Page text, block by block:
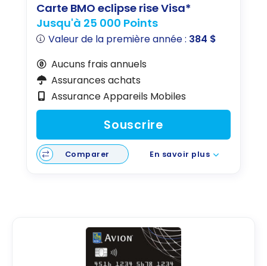
Carte BMO eclipse rise Visa*
Jusqu'à 25 000 Points
Valeur de la première année : 384 $
Aucuns frais annuels
Assurances achats
Assurance Appareils Mobiles
Souscrire
Comparer En savoir plus